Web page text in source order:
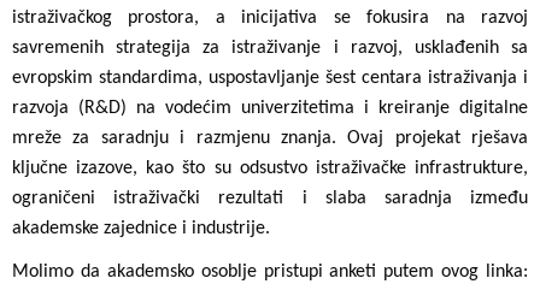
istraživačkog prostora, a inicijativa se fokusira na razvoj
savremenih strategija za istraživanje i razvoj, usklađenih sa
evropskim standardima, uspostavljanje šest centara istraživanja i
razvoja (R&D) na vodećim univerzitetima i kreiranje digitalne
mreže za saradnju i razmjenu znanja. Ovaj projekat rješava
ključne izazove, kao što su odsustvo istraživačke infrastrukture,
ograničeni istraživački rezultati i slaba saradnja između
akademske zajednice i industrije.
Molimo da akademsko osoblje pristupi anketi putem ovog linka: